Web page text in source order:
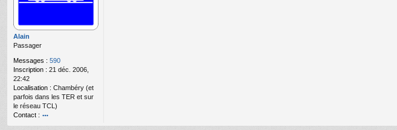
Alain
Passager
Messages : 590
Inscription : 21 déc. 2006,
22:42
Localisation : Chambéry (et
parfois dans les TER et sur
le réseau TCL)
Contact :
o